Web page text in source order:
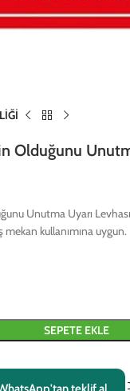
Olduğunu
Unutma Uyarı
mekan kullanımına uygun.
SEPETE EKLE